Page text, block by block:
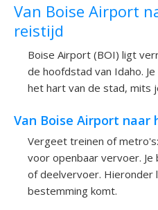
Van Boise Airport
reistijd
Boise Airport (BOI) ligt
de hoofdstad van Idaho.
het hart van de stad, mits
Van Boise Airport naar
Vergeet treinen of
voor openbaar vervoer.
of deelvervoer. Hieronder
bestemming komt.